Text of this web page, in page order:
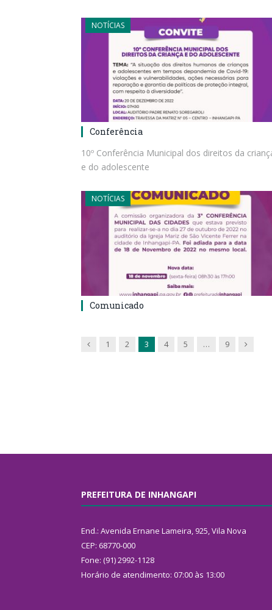
NOTÍCIAS
Conferência
10º Conferência Municipal dos direitos da
e do adolescente
NOTÍCIAS
Comunicado
Previous
1 2 3 4 5 … 9 Next
PREFEITURA DE INHANGAPI
End.: Avenida Ernane Lameira, 925, Vila Nova
CEP: 68770-000
Fone: (91) 2992-1128
Horário de atendimento: 07:00 às 13:00